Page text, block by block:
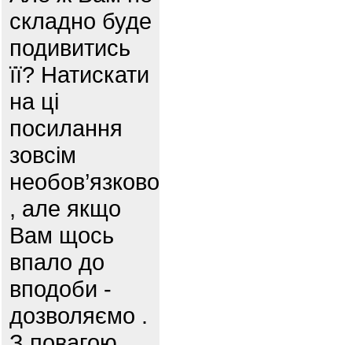
складно буде
подивитись
її? Натискати
на ці
посилання
зовсім
необов’язково
, але якщо
Вам щось
впало до
вподоби -
дозволяємо .